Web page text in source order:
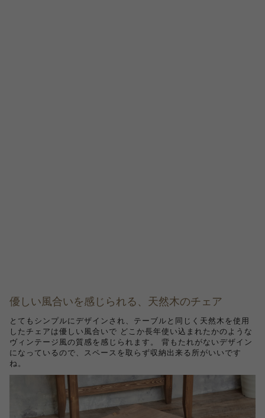
優しい風合いを感じられる、天然木のチェア
とてもシンプルにデザインされ、テーブルと同じく天然木を使用
したチェアは優しい風合いで どこか長年使い込まれたかのような
ヴィンテージ風の質感を感じられます。 背もたれがないデザイン
になっているので、スペースを取らず収納出来る所がいいです
ね。